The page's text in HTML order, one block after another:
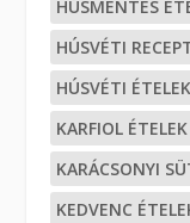
HÚSMENTES
HÚSVÉTI
HÚSVÉTI ÉTELEK
KARFIOL ÉTELEK
KARÁCSONYI
KEDVENC